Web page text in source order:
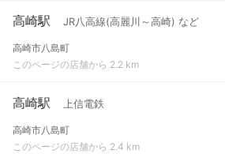
高崎駅 JR八高線(高麗川～高崎) など
高崎市八島町
このページの店舗から 2.2 km
高崎駅 上信電鉄
高崎市八島町
このページの店舗から 2.4 km